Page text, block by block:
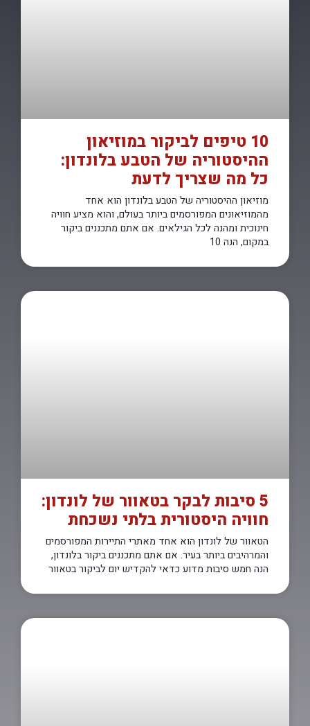
10 טיפים לביקור במוזיאון
ההיסטוריה של הטבע בלונדון:
כל מה שצריך לדעת
מוזיאון ההיסטוריה של הטבע בלונדון הוא אחד
מהמוזיאונים המפורסמים ביותר בעולם, והוא מציע חוויה
חינוכית ומהנה לכל הגילאים. אם אתם מתכננים ביקור
במקום, הנה 10
5 סיבות לבקר בטאוור של לונדון:
חוויה היסטורית בלתי נשכחת
הטאוור של לונדון הוא אחד מאתרי התיירות המפורסמים
והמרהיבים ביותר בעיר. אם אתם מתכננים ביקור בלונדון,
הנה חמש סיבות מדוע כדאי להקדיש יום לביקור בטאוור